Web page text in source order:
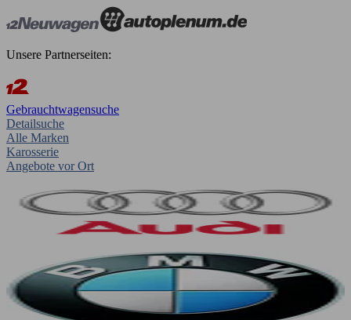
Unsere Partnerseiten:
Gebrauchtwagensuche
Detailsuche
Alle Marken
Karosserie
Angebote vor Ort